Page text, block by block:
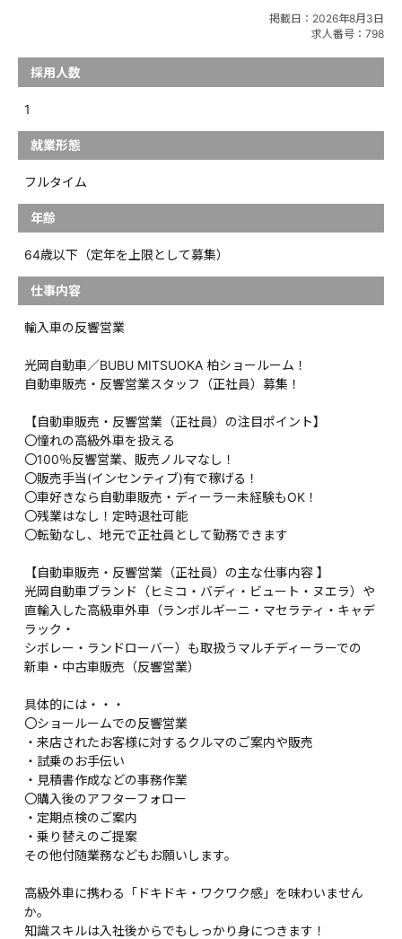
掲載日： 2026年8月3日
求人番号：798
採用人数
1
就業形態
フルタイム
年齢
64歳以下（定年を上限として募集）
仕事内容
輸入車の反響営業
光岡自動車／BUBU MITSUOKA 柏ショールーム！
自動車販売・反響営業スタッフ（正社員）募集！
【自動車販売・反響営業（正社員）の注目ポイント】
〇憧れの高級外車を扱える
〇100％反響営業、販売ノルマなし！
〇販売手当(インセンティブ)有で稼げる！
〇車好きなら自動車販売・ディーラー未経験もOK！
〇残業はなし！定時退社可能
〇転勤なし、地元で正社員として勤務できます
【自動車販売・反響営業（正社員）の主な仕事内容 】
光岡自動車ブランド（ヒミコ・バディ・ビュート・ヌエラ）や
直輸入した高級車外車（ランボルギーニ・マセラティ・キャデ
ラック・
シボレー・ランドローバー）も取扱うマルチディーラーでの
新車・中古車販売（反響営業）
具体的には・・・
〇ショールームでの反響営業
・来店されたお客様に対するクルマのご案内や販売
・試乗のお手伝い
・見積書作成などの事務作業
〇購入後のアフターフォロー
・定期点検のご案内
・乗り替えのご提案
その他付随業務などもお願いします。
高級外車に携わる「ドキドキ・ワクワク感」を味わいません
か。
知識スキルは入社後からでもしっかり身につきます！